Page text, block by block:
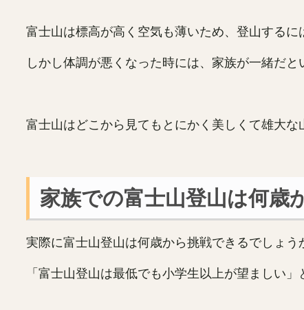
富士山は標高が高く空気も薄いため、登山するに
しかし体調が悪くなった時には、家族が一緒だ
富士山はどこから見てもとにかく美しくて雄大
家族での富士山登山は何歳
実際に富士山登山は何歳から挑戦できるでしょう
「富士山登山は最低でも小学生以上が望ましい」